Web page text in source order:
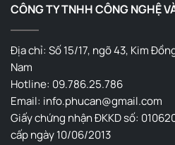
CÔNG TY TNHH CÔNG NGHỆ
Địa chỉ: Số 15/17, ngõ 43, Kim
Nam
Hotline: 09.786.25.786
Email: info.phucan@gmail.com
Giấy chứng nhận ĐKKD số:
cấp ngày 10/06/2013